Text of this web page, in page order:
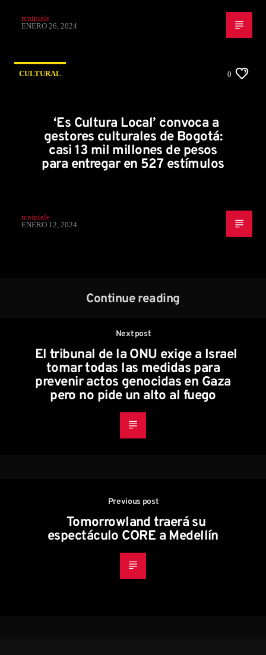
rcnipiale
ENERO 26, 2024
CULTURAL 0
‘Es Cultura Local’ convoca a
gestores culturales de Bogotá:
casi 13 mil millones de pesos
para entregar en 527 estímulos
rcnipiale
ENERO 12, 2024
Continue reading
Next post
El tribunal de la ONU exige a Israel
tomar todas las medidas para
prevenir actos genocidas en Gaza
pero no pide un alto al fuego
Previous post
Tomorrowland traerá su
espectáculo CORE a Medellín